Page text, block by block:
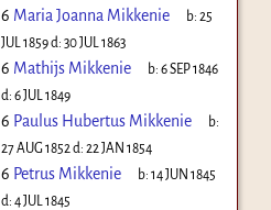
6 Maria Joanna Mikkenie b:25
JUL 1859d: 30 JUL 1863
6 Mathijs Mikkenie b:6 SEP 1846
d: 6 JUL 1849
6 Paulus Hubertus Mikkenie
b:
27 AUG 1852 d: 22 JAN 1854
6 Petrus Mikkenie b:14 JUN 1845
d: 4 JUL 1845